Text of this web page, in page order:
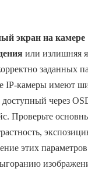
экран на камере
или излишняя
заданных
IP-камеры имеют
через
Проверьте
этих